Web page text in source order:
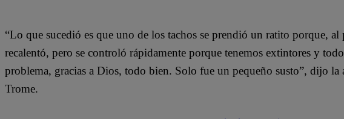
“Lo que sucedió es que uno de los tachos se prendió un ratito porque,
recalentó, pero se controló rápidamente porque tenemos extintores y
problema, gracias a Dios, todo bien. Solo fue un pequeño susto”, dijo la
Trome.